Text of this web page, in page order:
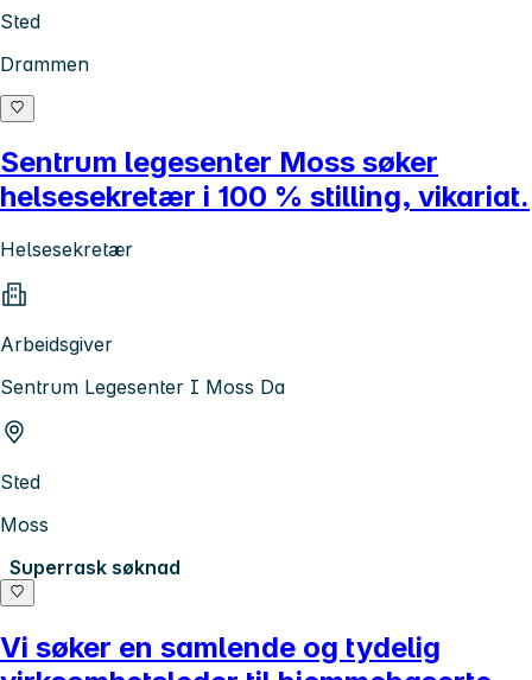
Sted
Drammen
Sentrum legesenter Moss søker
helsesekretær i 100 % stilling, vikariat.
Helsesekretær
Arbeidsgiver
Sentrum Legesenter I Moss Da
Sted
Moss
Superrask søknad
Vi søker en samlende og tydelig